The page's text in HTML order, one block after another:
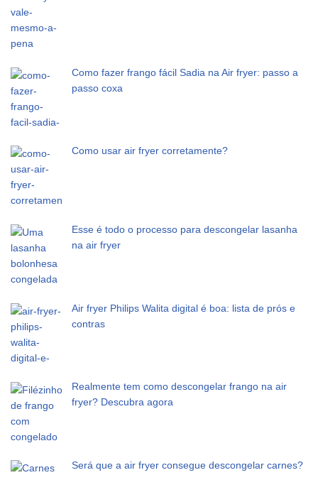
Como fazer frango fácil Sadia na Air fryer: passo a
passo coxa
Como usar air fryer corretamente?
Esse é todo o processo para descongelar lasanha
na air fryer
Air fryer Philips Walita digital é boa: lista de prós e
contras
Realmente tem como descongelar frango na air
fryer? Descubra agora
Será que a air fryer consegue descongelar carnes?